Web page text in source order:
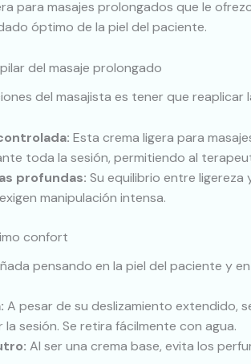
para masajes prolongados que le
óptimo de la piel del paciente.
del masaje prolongado
del masajista es tener que
Esta crema ligera para
toda la sesión, permitiendo al
profundas: Su equilibrio entre
manipulación intensa.
confort
pensando en la piel del paciente y
A pesar de su deslizamiento extendido,
la sesión. Se retira fácilmente con agua.
Al ser una crema base, evita los